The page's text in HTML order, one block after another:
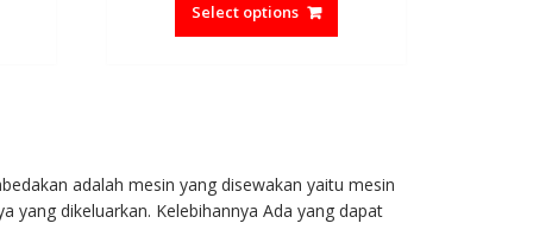
Select options
has
be
chosen
adalah mesin yang disewakan yaitu mesin
yang dikeluarkan. Kelebihannya Ada yang dapat